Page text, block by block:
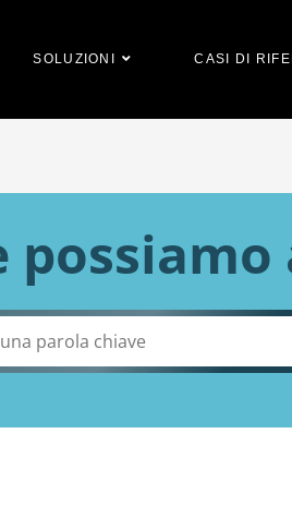
SOLUZIONI CASI DI